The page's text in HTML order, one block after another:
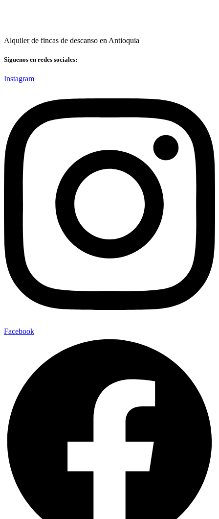
Alquiler de fincas de descanso en Antioquia
Síguenos en redes sociales:
Instagram
Facebook